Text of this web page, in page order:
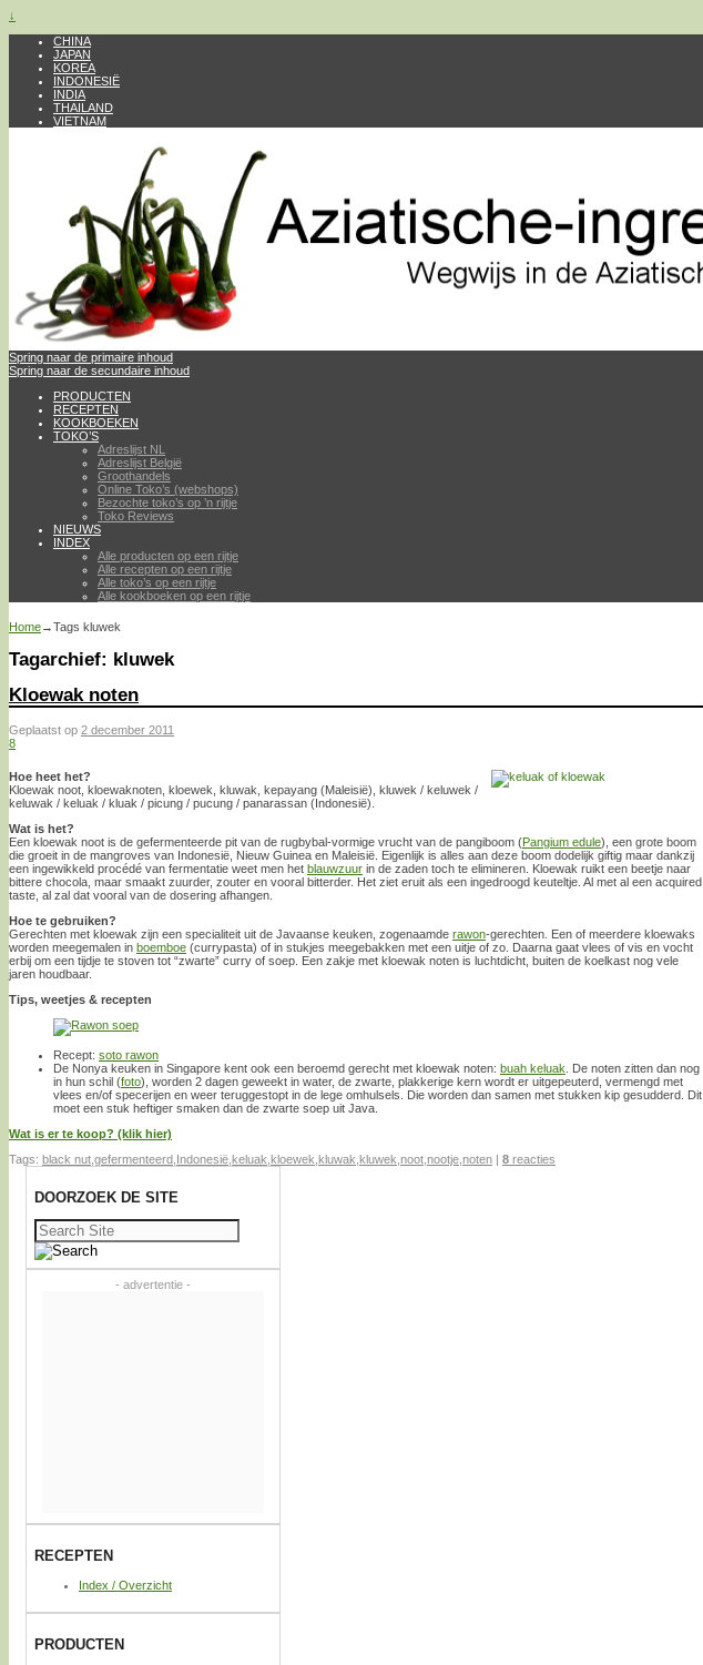
↓
CHINA
JAPAN
KOREA
INDONESIË
INDIA
THAILAND
VIETNAM
Spring naar de primaire inhoud
Spring naar de secundaire inhoud
PRODUCTEN
RECEPTEN
KOOKBOEKEN
TOKO’S
Adreslijst NL
Adreslijst België
Groothandels
Online Toko’s (webshops)
Bezochte toko’s op ’n rijtje
Toko Reviews
NIEUWS
INDEX
Alle producten op een rijtje
Alle recepten op een rijtje
Alle toko’s op een rijtje
Alle kookboeken op een rijtje
Home→Tags kluwek
Tagarchief: kluwek
Kloewak noten
Geplaatst op 2 december 2011
8
Hoe heet het?
Kloewak noot, kloewaknoten, kloewek, kluwak, kepayang (Maleisië), kluwek / keluwek /
keluwak / keluak / kluak / picung / pucung / panarassan (Indonesië).
Wat is het?
Een kloewak noot is de gefermenteerde pit van de rugbybal-vormige vrucht van de pangiboom (Pangium edule), een grote boom
die groeit in de mangroves van Indonesië, Nieuw Guinea en Maleisië. Eigenlijk is alles aan deze boom dodelijk giftig maar dankzij
een ingewikkeld procédé van fermentatie weet men het blauwzuur in de zaden toch te elimineren. Kloewak ruikt een beetje naar
bittere chocola, maar smaakt zuurder, zouter en vooral bitterder. Het ziet eruit als een ingedroogd keuteltje. Al met al een acquired
taste, al zal dat vooral van de dosering afhangen.
Hoe te gebruiken?
Gerechten met kloewak zijn een specialiteit uit de Javaanse keuken, zogenaamde rawon-gerechten. Een of meerdere kloewaks
worden meegemalen in boemboe (currypasta) of in stukjes meegebakken met een uitje of zo. Daarna gaat vlees of vis en vocht
erbij om een tijdje te stoven tot “zwarte” curry of soep. Een zakje met kloewak noten is luchtdicht, buiten de koelkast nog vele
jaren houdbaar.
Tips, weetjes & recepten
Recept: soto rawon
De Nonya keuken in Singapore kent ook een beroemd gerecht met kloewak noten: buah keluak . De noten zitten dan nog
in hun schil (foto), worden 2 dagen geweekt in water, de zwarte, plakkerige kern wordt er uitgepeuterd, vermengd met
vlees en/of specerijen en weer teruggestopt in de lege omhulsels. Die worden dan samen met stukken kip gesudderd. Dit
moet een stuk heftiger smaken dan de zwarte soep uit Java.
Wat is er te koop? (klik hier)
Tags: black nut gefermenteerd Indonesië keluak kloewek kluwak kluwek noot nootje noten | 8 reacties
DOORZOEK DE SITE
Zoeken
naar:
- advertentie -
RECEPTEN
Index / Overzicht
PRODUCTEN